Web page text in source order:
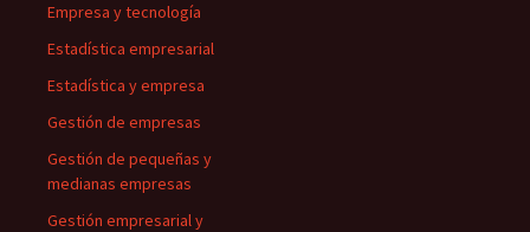
Empresa y tecnología
Estadística empresarial
Estadística y empresa
Gestión de empresas
Gestión de pequeñas y
medianas empresas
Gestión empresarial y